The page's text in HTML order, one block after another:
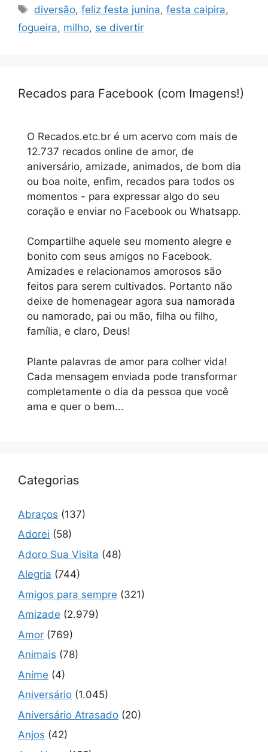
Tags
diversão,feliz festa junina,festa caipira,
fogueira, milho, se divertir
Recados para Facebook (com Imagens!)
O Recados.etc.br é um acervo com mais de
12.737 recados online de amor, de
aniversário, amizade, animados, de bom dia
ou boa noite, enfim, recados para todos os
momentos - para expressar algo do seu
coração e enviar no Facebook ou Whatsapp.
Compartilhe aquele seu momento alegre e
bonito com seus amigos no Facebook.
Amizades e relacionamos amorosos são
feitos para serem cultivados. Portanto não
deixe de homenagear agora sua namorada
ou namorado, pai ou mão, filha ou filho,
família, e claro, Deus!
Plante palavras de amor para colher vida!
Cada mensagem enviada pode transformar
completamente o dia da pessoa que você
ama e quer o bem...
Categorias
Abraços (137)
Adorei (58)
Adoro Sua Visita (48)
Alegria (744)
Amigos para sempre (321)
Amizade (2.979)
Amor (769)
Animais (78)
Anime (4)
Aniversário (1.045)
Aniversário Atrasado (20)
Anjos (42)